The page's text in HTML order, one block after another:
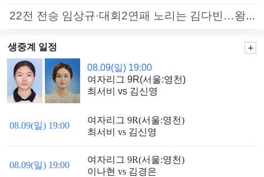
22전 전승 임상규·대회2연패 노리는 김다빈…왕중왕전 16강 7일부터
생중계 일정
08.09(일) 19:00
여자리그 9R(서울:영천)
최서비 vs 김신영
08.09(일) 19:00
여자리그 9R(서울:영천)
최서비 vs 김신영
08.09(일) 19:00
여자리그 9R(서울:영천)
이나현 vs 김경은